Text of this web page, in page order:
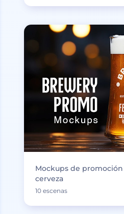
Mockups de
cerveza
10 escenas